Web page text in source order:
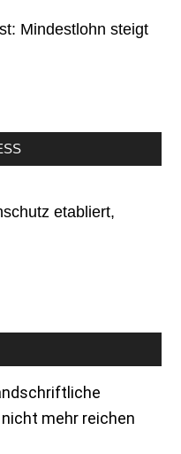
Mindestlohn steigt
etabliert,